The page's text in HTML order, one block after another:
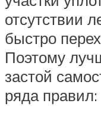
отсутствии
быстро
Поэтому
застой
ряда правил: